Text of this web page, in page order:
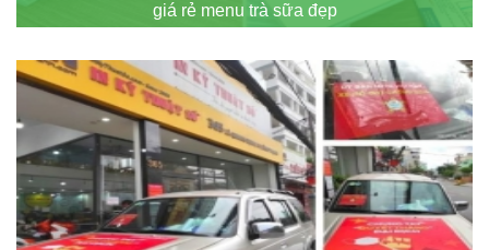
giá rẻ menu trà sữa đẹp